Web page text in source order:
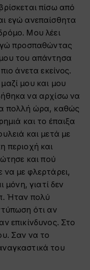
πίσω από
εγώ ανεπαίσθητα
Μου λέει
προσπαθώντας
του απάντησα
άνετα εκείνος.
μου και μου
να αρχίσω να
πολλή ώρα, καθώς
και το έπαιξα
και μετά με
περιοχή και
και πού
να με φλερτάρει,
μόνη, γιατί δεν
Ήταν πολύ
ότι αν
επικίνδυνος. Στο
Σαν να το
του